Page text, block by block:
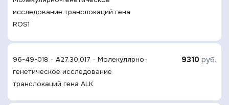
исследование транслокаций гена
ROS1
96-49-018 - A27.30.017 - Молекулярно-
генетическое исследование
транслокаций гена ALK
9310 руб.